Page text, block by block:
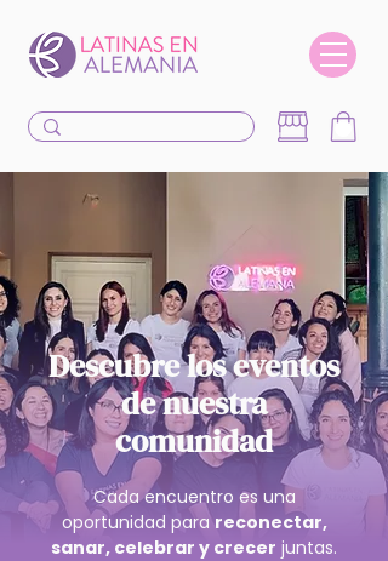
Descubre los eventos
de nuestra
comunidad
Cada encuentro es una
oportunidad parareconectar,
sanar, celebrar y crecer juntas.